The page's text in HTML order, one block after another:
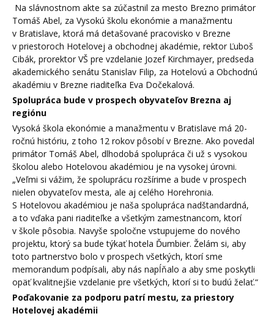
Na slávnostnom akte sa zúčastnil za mesto Brezno primátor
Tomáš Abel, za Vysokú školu ekonómie a manažmentu
v Bratislave, ktorá má detašované pracovisko v Brezne
v priestoroch Hotelovej a obchodnej akadémie, rektor Ľuboš
Cibák, prorektor VŠ pre vzdelanie Jozef Kirchmayer, predseda
akademického senátu Stanislav Filip, za Hotelovú a Obchodnú
akadémiu v Brezne riaditeľka Eva Dočekalová.
Spolupráca bude v prospech obyvateľov Brezna aj
regiónu
Vysoká škola ekonómie a manažmentu v Bratislave má 20-
ročnú históriu, z toho 12 rokov pôsobí v Brezne. Ako povedal
primátor Tomáš Abel, dlhodobá spolupráca či už s vysokou
školou alebo Hotelovou akadémiou je na vysokej úrovni.
„Veľmi si vážim, že spoluprácu rozšírime a bude v prospech
nielen obyvateľov mesta, ale aj celého Horehronia.
S Hotelovou akadémiou je naša spolupráca nadštandardná,
a to vďaka pani riaditeľke a všetkým zamestnancom, ktorí
v škole pôsobia. Navyše spoločne vstupujeme do nového
projektu, ktorý sa bude týkať hotela Ďumbier. Želám si, aby
toto partnerstvo bolo v prospech všetkých, ktorí sme
memorandum podpísali, aby nás napĺňalo a aby sme poskytli
opäť kvalitnejšie vzdelanie pre všetkých, ktorí si to budú želať.“
Poďakovanie za podporu patrí mestu, za priestory
Hotelovej akadémii